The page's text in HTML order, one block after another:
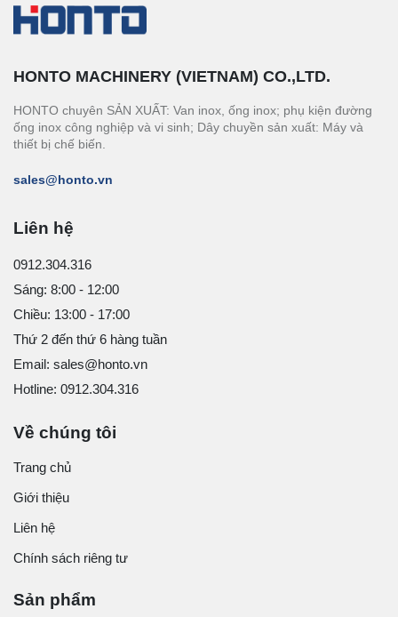
HONTO MACHINERY (VIETNAM) CO.,LTD.
HONTO chuyên SẢN XUẤT: Van inox, ống inox; phụ kiện đường
ống inox công nghiệp và vi sinh; Dây chuyền sản xuất: Máy và
thiết bị chế biến.
sales@honto.vn
Liên hệ
0912.304.316
Sáng: 8:00 - 12:00
Chiều: 13:00 - 17:00
Thứ 2 đến thứ 6 hàng tuần
Email: sales@honto.vn
Hotline: 0912.304.316
Về chúng tôi
Trang chủ
Giới thiệu
Liên hệ
Chính sách riêng tư
Sản phẩm